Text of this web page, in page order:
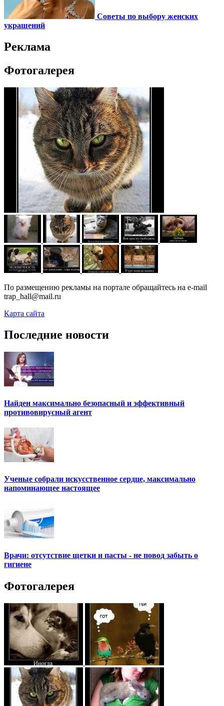
Советы по выбору женских
украшений
Реклама
Фотогалерея
По размещению рекламы на портале обращайтесь на e-mail
trap_hall@mail.ru
Карта сайта
Последние новости
Найден максимально безопасный и эффективный
противовирусный агент
Ученые собрали искусственное сердце, максимально
напоминающее настоящее
Врачи: отсутствие щетки и пасты - не повод забыть о
гигиене
Фотогалерея